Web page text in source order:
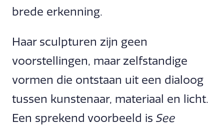
brede erkenning.
Haar sculpturen zijn geen
voorstellingen, maar zelfstandige
vormen die ontstaan uit een dialoog
tussen kunstenaar, materiaal en licht.
Een sprekend voorbeeld is See